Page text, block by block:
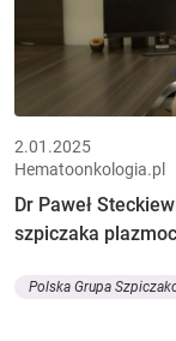
2.01.2025
Hematoonkologia.pl
Dr Paweł
szpiczaka
Polska Grupa